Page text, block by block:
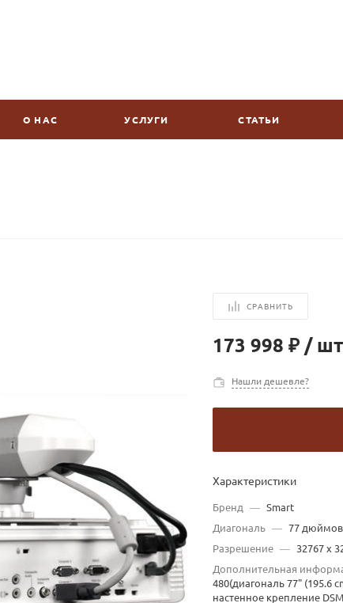
О НАС УСЛУГИ СТАТЬИ
СРАВНИТЬ
173 998 ₽ / шт
Нашли дешевле?
Характеристики
Бренд — Smart
Диагональ — 77 дюймов
Разрешение —
32767 х
Дополнительная
480(диагональ 77" (195.6
настенное крепление